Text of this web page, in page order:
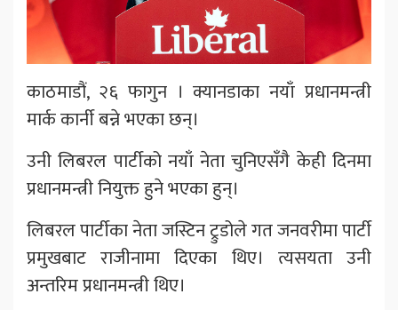
काठमाडौं, २६ फागुन । क्यानडाका नयाँ प्रधानमन्त्री
मार्क कार्नी बन्ने भएका छन्।
उनी लिबरल पार्टीको नयाँ नेता चुनिएसँगै केही दिनमा
प्रधानमन्त्री नियुक्त हुने भएका हुन्।
लिबरल पार्टीका नेता जस्टिन ट्रुडोले गत जनवरीमा पार्टी
प्रमुखबाट राजीनामा दिएका थिए। त्यसयता उनी
अन्तरिम प्रधानमन्त्री थिए।